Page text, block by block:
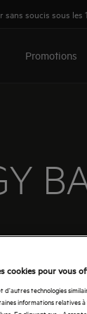
sans soucis sous les
Promotions
cookies pour vous
d'autres technologies
informations relatives